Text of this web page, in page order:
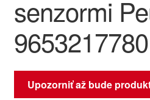
senzormi
Upozorniť až bude